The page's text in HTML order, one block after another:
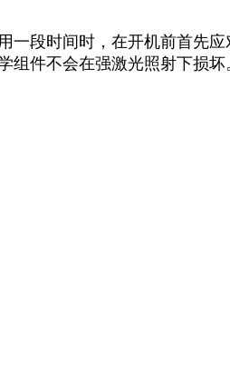
一段时间时，在开机前首先
件不会在强激光照射下损坏